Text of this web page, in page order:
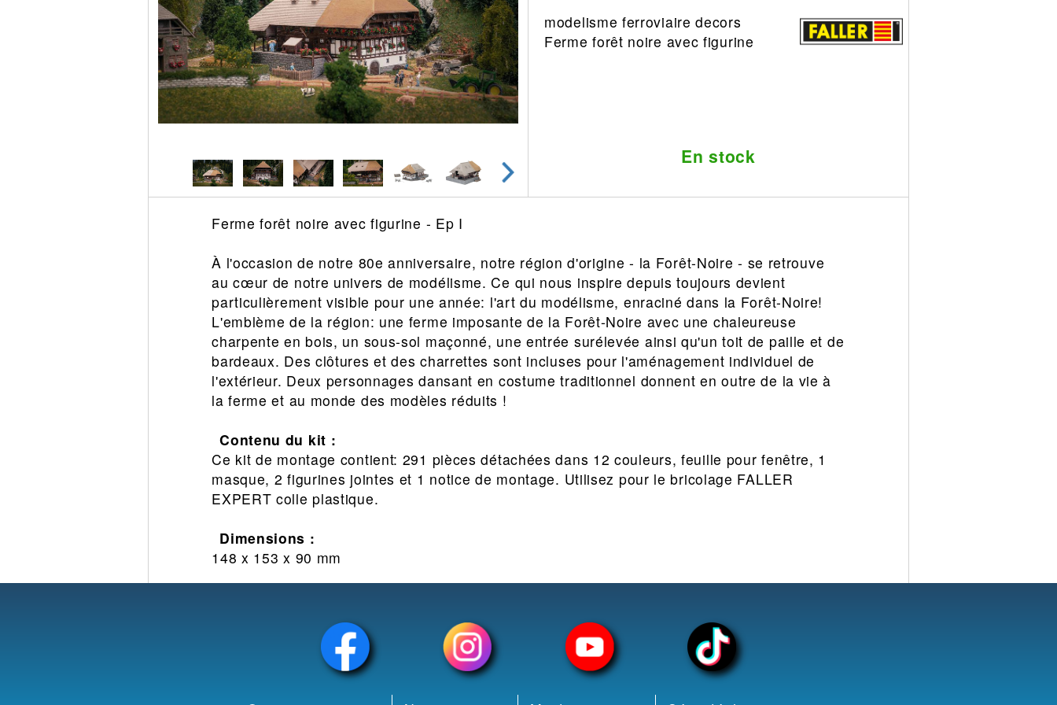
Voie
Digital
Decors
Figurine
Car system
Vehicule
Catalogue
Accesoire
Leonard
Architecture
Ferroviaire
Outillage
Finition
Catalogue
Avion
Militaire
modelisme ferroviaire decors
Ferme forêt noire avec figurine
En stock
Ferme forêt noire avec figurine - Ep I
À l'occasion de notre 80e anniversaire, notre région d'origine - la Forêt-Noire - se retrouve
au cœur de notre univers de modélisme. Ce qui nous inspire depuis toujours devient
particulièrement visible pour une année: l'art du modélisme, enraciné dans la Forêt-Noire!
L'emblème de la région: une ferme imposante de la Forêt-Noire avec une chaleureuse
charpente en bois, un sous-sol maçonné, une entrée surélevée ainsi qu'un toit de paille et de
bardeaux. Des clôtures et des charrettes sont incluses pour l'aménagement individuel de
l'extérieur. Deux personnages dansant en costume traditionnel donnent en outre de la vie à
la ferme et au monde des modèles réduits !
Contenu du kit :
Ce kit de montage contient: 291 pièces détachées dans 12 couleurs, feuille pour fenêtre, 1
masque, 2 figurines jointes et 1 notice de montage. Utilisez pour le bricolage FALLER
EXPERT colle plastique.
Dimensions :
148 x 153 x 90 mm